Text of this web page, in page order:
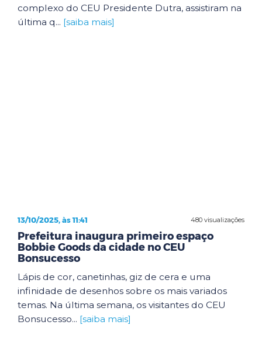
complexo do CEU Presidente Dutra, assistiram na
última q... [saiba mais]
480 visualizações
13/10/2025, às 11:41
Prefeitura inaugura primeiro espaço
Bobbie Goods da cidade no CEU
Bonsucesso
Lápis de cor, canetinhas, giz de cera e uma
infinidade de desenhos sobre os mais variados
temas. Na última semana, os visitantes do CEU
Bonsucesso... [saiba mais]